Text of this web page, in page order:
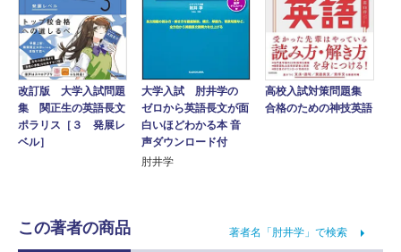
改訂版 大学入試問題
集 関正生の英語長文
ポラリス［３ 発展レ
ベル］
大学入試 肘井学の
ゼロから英語長文が面
白いほどわかる本 音
声ダウンロード付
肘井学
高校入試対策問題集
合格のための神技英語
この著者の商品 著者名「肘井学」で検索